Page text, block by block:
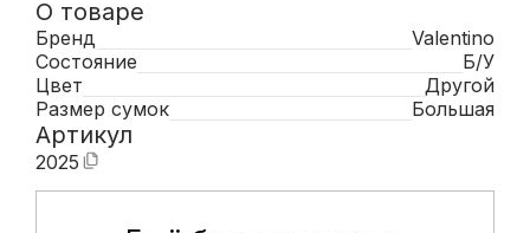
О товаре
Бренд
Valentino
Состояние
Б/У
Цвет
Другой
Размер сумок
Большая
Артикул
2025